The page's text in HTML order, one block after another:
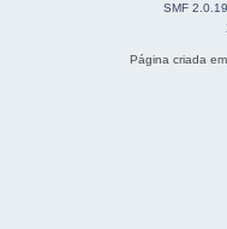
SMF 2.0.19
Página criada